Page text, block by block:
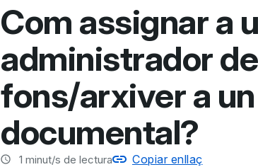
Com assignar a
administrador de
fons/arxiver a
documental?
1 minut/s de lectura Copiar enllaç